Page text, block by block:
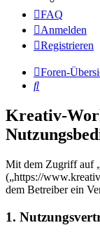
FAQ
Anmelden
Registrieren
Foren-
Suche
Kreativ-
Mit dem Zugriff auf
(„https://
dem Betreiber ein
1.